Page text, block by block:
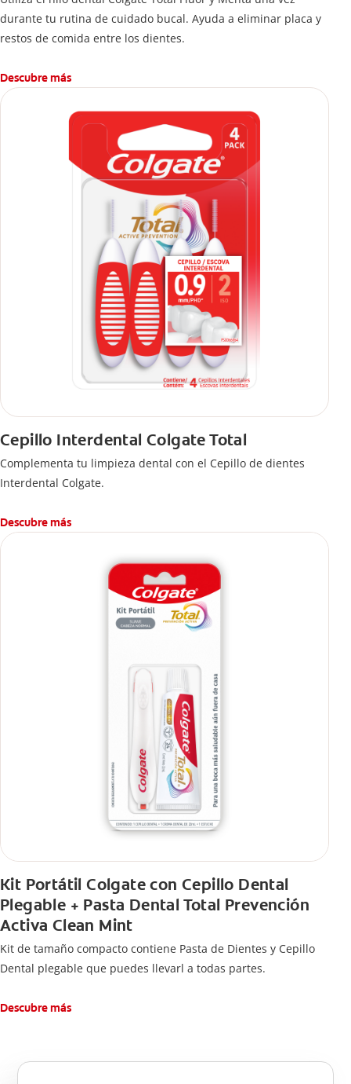
durante tu rutina de cuidado bucal. Ayuda a eliminar placa y
restos de comida entre los dientes.
Descubre más
Cepillo Interdental Colgate Total
Complementa tu limpieza dental con el Cepillo de dientes
Interdental Colgate.
Descubre más
Kit Portátil Colgate con Cepillo Dental
Plegable + Pasta Dental Total Prevención
Activa Clean Mint
Kit de tamaño compacto contiene Pasta de Dientes y Cepillo
Dental plegable que puedes llevarl a todas partes.
Descubre más